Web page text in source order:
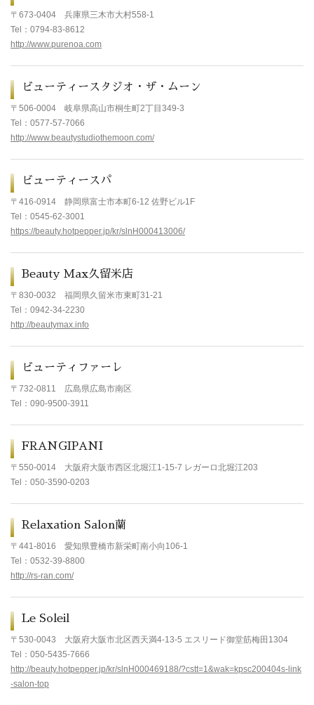
〒 673-0404 兵庫県三木市大村558-1
Tel
： 0794-83-8612
http://www.purenoa.com
ビューティースタジオ・ザ・ムーン
〒 506-0004 岐阜県高山市桐生町2丁目349-3
Tel
： 0577-57-7066
http://www.beautystudiothemoon.com/
ビューティースパ
〒416-0914 静岡県富士市本町6-12 佐野ビル1F
Tel
：0545-62-3001
https://beauty.hotpepper.jp/kr/slnH000413006/
Beauty Max久留米店
〒830-0032 福岡県久留米市東町31-21
Tel
：0942-34-2230
http://beautymax.info
ビューティファーレ
〒732-0811 広島県広島市南区
Tel
：090-9500-3911
FRANGIPANI
〒550-0014 大阪府大阪市西区北堀江1-15-7 レガーロ北堀江203
Tel
：050-3590-0203
Relaxation Salon蘭
〒441-8016
愛知県豊橋市新栄町南小向106-1
Tel
：0532-39-8800
http://rs-ran.com/
Le Soleil
〒530-0043 大阪府大阪市北区西天満4-13-5 エスリード御堂筋梅田1304
Tel
：050-5435-7666
http://beauty.hotpepper.jp/kr/slnH000469188/?cstt=1&wak=kpsc200404s-link
-salon-top